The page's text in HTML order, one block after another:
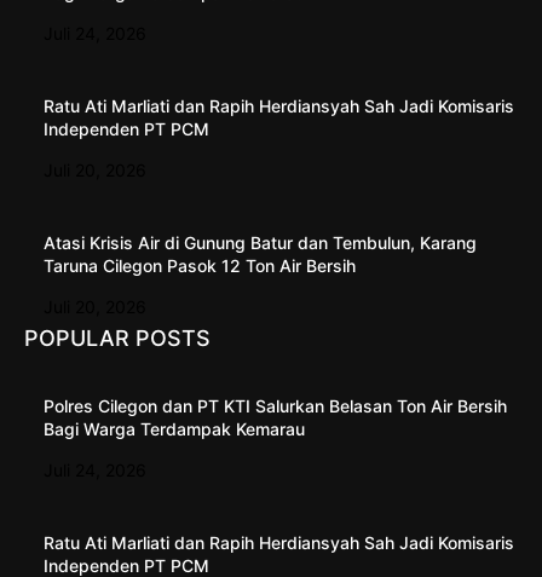
Ratu Ati Marliati dan Rapih Herdiansyah Sah Jadi Komisaris
Independen PT PCM
Atasi Krisis Air di Gunung Batur dan Tembulun, Karang
Taruna Cilegon Pasok 12 Ton Air Bersih
POPULAR POSTS
Polres Cilegon dan PT KTI Salurkan Belasan Ton Air Bersih
Bagi Warga Terdampak Kemarau
Ratu Ati Marliati dan Rapih Herdiansyah Sah Jadi Komisaris
Independen PT PCM